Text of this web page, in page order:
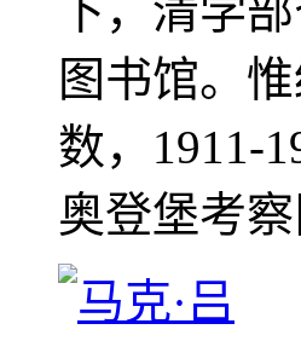
下，清学
图书馆。
数，1911-
奥登堡考